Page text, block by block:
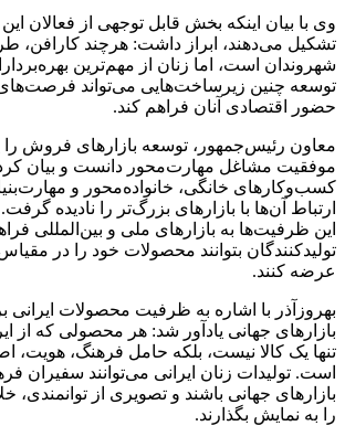
وی با بیان اینکه بخش قابل توجهی از فعالان
تشکیل می‌دهند، ابراز داشت: هرچند کارافن،
شهروندان است، اما زنان از مهم‌ترین
توسعه چنین زیرساخت‌هایی می‌تواند
حضور اقتصادی آنان فراهم کند.
معاون رئیس‌جمهور، توسعه بازارهای فروش را
موفقیت مشاغل مهارت‌محور دانست و بیان
کسب‌وکارهای خانگی، خانواده‌محور و
ارتباط آن‌ها با بازارهای بزرگ‌تر را نادیده
این ظرفیت‌ها به بازارهای ملی و بین‌المللی
تولیدکنندگان بتوانند محصولات خود را در
عرضه کنند.
بهروزآذر با اشاره به ظرفیت محصولات ایرانی
بازارهای جهانی یادآور شد: هر محصولی که از
تنها یک کالا نیست، بلکه حامل فرهنگ، هویت،
است. تولیدات زنان ایرانی می‌توانند سفیران
بازارهای جهانی باشند و تصویری از توانمندی،
را به نمایش بگذارند.